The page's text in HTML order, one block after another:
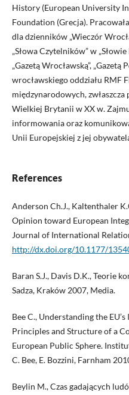
History (European University
Foundation (Grecja).
dla dzienników „Wieczór
„Słowa Czytelników” w
„Gazetą Wrocławską”,
wrocławskiego oddziału RMF
międzynarodowych,
Wielkiej Brytanii w XX w.
informowania oraz
Unii Europejskiej z jej
References
Anderson Ch.J., Kaltenthaler
Opinion toward European
Journal of International
http://dx.doi.org/10.1177/
Baran S.J., Davis D.K., Teorie
Sadza, Kraków 2007, Media.
Bee C., Understanding the
Principles and Structure of a
European Public Sphere.
C. Bee, E. Bozzini, Farnham
Beylin M., Czas gadających